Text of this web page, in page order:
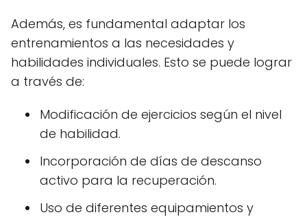
Además, es fundamental adaptar los
entrenamientos a las necesidades y
habilidades individuales. Esto se puede lograr
a través de:
Modificación de ejercicios según el nivel
de habilidad.
Incorporación de días de descanso
activo para la recuperación.
Uso de diferentes equipamientos y